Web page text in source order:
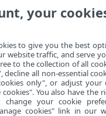
your
to give you the best
website traffic, and serve
to the collection of all
decline all non-essential
only", or adjust your
You also have the
your cookie
cookies" link in our